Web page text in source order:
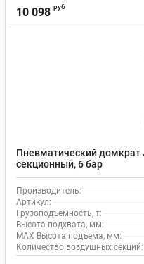
10 098 руб
Пневматический домкрат
секционный, 6 бар
Производитель:
Артикул:
Грузоподъемность, т:
Высота подхвата, мм:
MAX Высота подъема, мм:
Количество воздушных секций: